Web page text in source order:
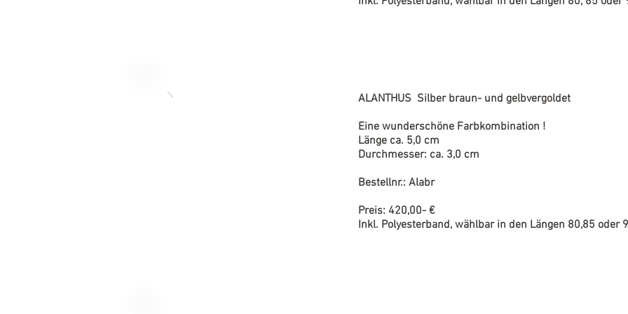
ALANTHUS Silber braun- und gelbvergoldet
Eine wunderschöne Farbkombination !
Länge ca. 5,0 cm
Durchmesser: ca. 3,0 cm
Bestellnr.: Alabr
Preis: 420,00- €
Inkl. Polyesterband, wählbar in den Längen 80,85 oder